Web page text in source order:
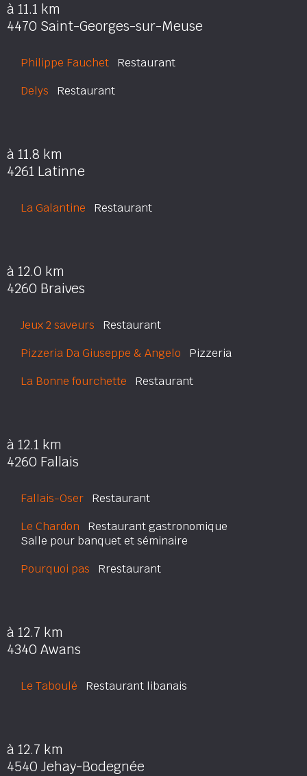
à 11.1 km
4470 Saint-Georges-sur-Meuse
Philippe Fauchet Restaurant
Delys Restaurant
à 11.8 km
4261 Latinne
La Galantine Restaurant
à 12.0 km
4260 Braives
Jeux 2 saveurs Restaurant
Pizzeria Da Giuseppe & Angelo Pizzeria
La Bonne fourchette Restaurant
à 12.1 km
4260 Fallais
Fallais-Oser Restaurant
Le Chardon Restaurant gastronomique
Salle pour banquet et séminaire
Pourquoi pas Rrestaurant
à 12.7 km
4340 Awans
Le Taboulé Restaurant libanais
à 12.7 km
4540 Jehay-Bodegnée